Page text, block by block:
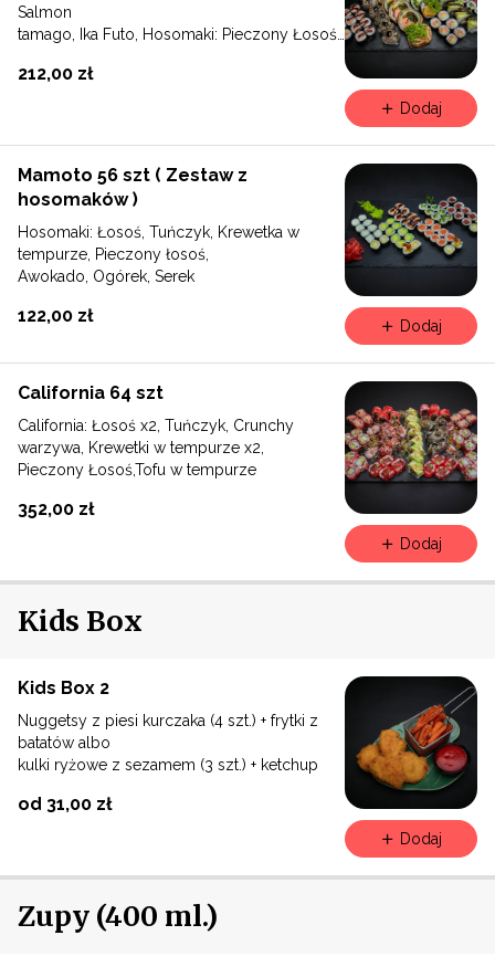
Salmon
tamago, Ika Futo, Hosomaki: Pieczony Łosoś i
212,00 zł
Dodaj
Mamoto 56 szt ( Zestaw z
hosomaków )
Hosomaki: Łosoś, Tuńczyk, Krewetka w
tempurze, Pieczony łosoś,
Awokado, Ogórek, Serek
122,00 zł Dodaj
California 64 szt
California: Łosoś x2, Tuńczyk, Crunchy
warzywa, Krewetki w tempurze x2,
Pieczony Łosoś,Tofu w tempurze
352,00 zł
Dodaj
Kids Box
Kids Box 2
Nuggetsy z piesi kurczaka (4 szt.) + frytki z
batatów albo
kulki ryżowe z sezamem (3 szt.) + ketchup
od 31,00 zł
Dodaj
Zupy (400 ml.)